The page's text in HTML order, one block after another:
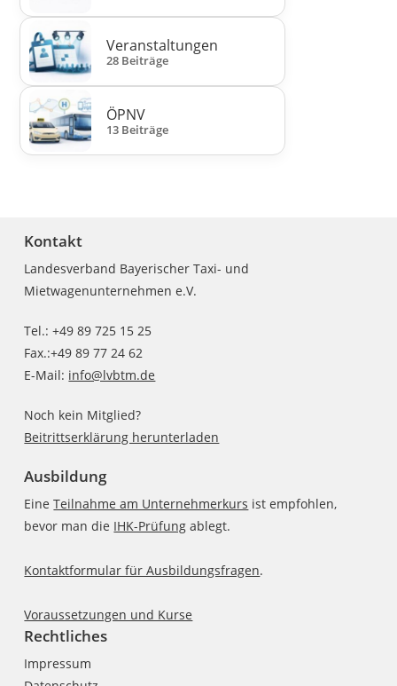
Veranstaltungen
28 Beiträge
ÖPNV
13 Beiträge
Kontakt
Landesverband Bayerischer Taxi- und
Mietwagenunternehmen e.V.
Tel.: +49 89 725 15 25
Fax.:+49 89 77 24 62
E-Mail: info@lvbtm.de
Noch kein Mitglied?
Beitrittserklärung herunterladen
Ausbildung
EineTeilnahme am Unternehmerkurs ist empfohlen,
bevor man die IHK-Prüfung ablegt.
Kontaktformular für Ausbildungsfragen.
Voraussetzungen und Kurse
Rechtliches
Impressum